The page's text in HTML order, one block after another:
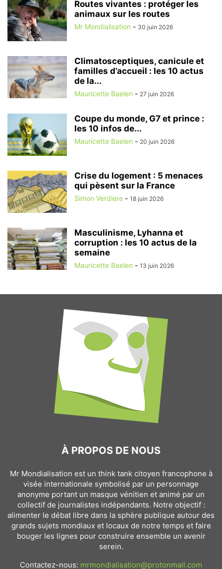
Routes vivantes : protéger les
animaux sur les routes
Mr Mondialisation - 30 juin 2026
Climatosceptiques, canicule et
familles d’accueil : les 10 actus
de la...
Mauricette Baelen - 27 juin 2026
Coupe du monde, G7 et prince :
les 10 infos de...
Mauricette Baelen - 20 juin 2026
Crise du logement : 5 menaces
qui pèsent sur la France
Simon Verdiere - 18 juin 2026
Masculinisme, Lyhanna et
corruption : les 10 actus de la
semaine
Mauricette Baelen - 13 juin 2026
À PROPOS DE NOUS
Mr Mondialisation est un think tank citoyen francophone à
visée internationale symbolisé par un personnage
anonyme portant un masque vénitien et animé par un
collectif de journalistes indépendants. Notre objectif :
alimenter le débat libre dans la sphère publique autour des
grands sujets mondiaux et locaux de notre temps et faire
bouger les lignes pour construire ensemble un avenir
serein.
Contactez-nous: mrmondialisation@protonmail.com